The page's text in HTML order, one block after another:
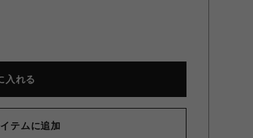
入れる
テムに追加